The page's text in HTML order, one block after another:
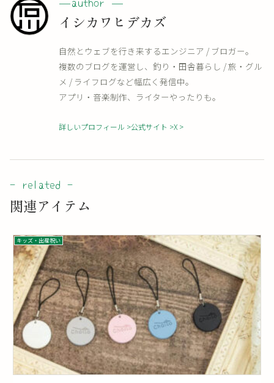
イシカワヒデカズ
自然とウェブを行き来するエンジニア / ブロガー。
複数のブログを運営し、釣り・田舎暮らし / 旅・グル
メ / ライフログなど幅広く発信中。
アプリ・音楽制作、ライターやったりも。
詳しいプロフィール 公式サイト X
関連アイテム
キッズ・出産祝い